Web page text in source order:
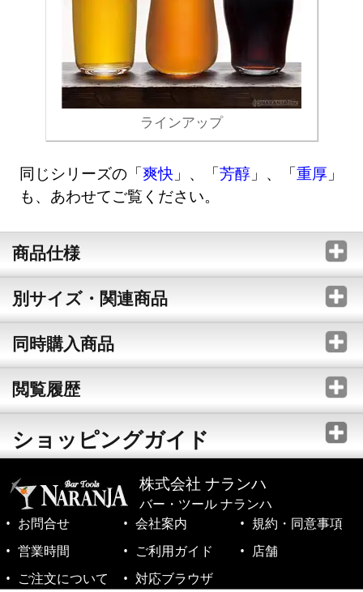
ラインアップ
同じシリーズの「爽快 」、「芳醇 」、「重厚 」
も、あわせてご覧ください。
商品仕様
別サイズ・関連商品
同時購入商品
閲覧履歴
ショッピングガイド
株式会社 ナランハ
バー・ツール ナランハ
お問合せ
会社案内
規約・同意事項
営業時間
ご利用ガイド
店舗
ご注文について
対応ブラウザ